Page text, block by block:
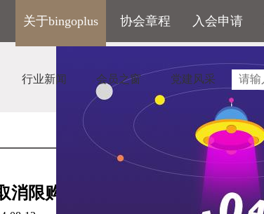
关于bingoplus 协会章程 入会申请
行业新闻 会员之窗
党建风采
消限购